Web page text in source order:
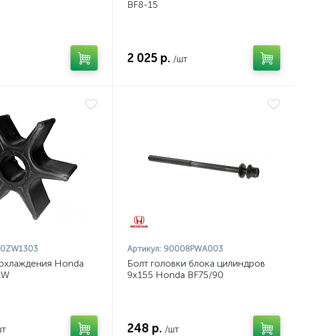
хода подвесного мотора (ПЛМ)
BF8-15
2 025 р. /шт
Honda
Артикул: 90008PWA003
Болт головки блока цилиндров
9x155 Honda BF75/90
248 р. /шт